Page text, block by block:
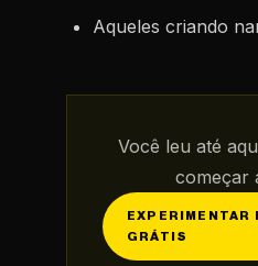
Aqueles criando
Você leu até
começar
EXPERIMENTAR
GRÁTIS